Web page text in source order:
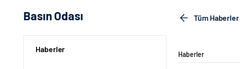
Basın Odası
Haberler
Tüm Haberler
Haberler